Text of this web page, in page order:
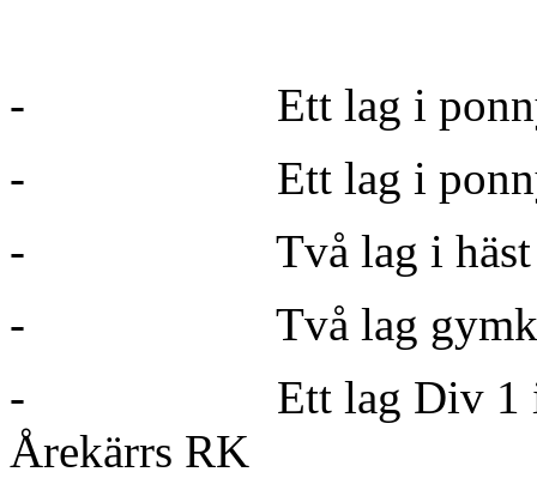
-
Ett lag i
-
Ett lag i
-
Två lag i
-
Två lag
-
Ett lag Div 1
Årekärrs RK